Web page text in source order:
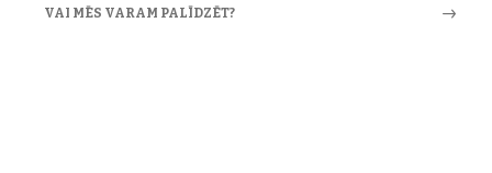
VAI MĒS VARAM PALĪDZĒT?